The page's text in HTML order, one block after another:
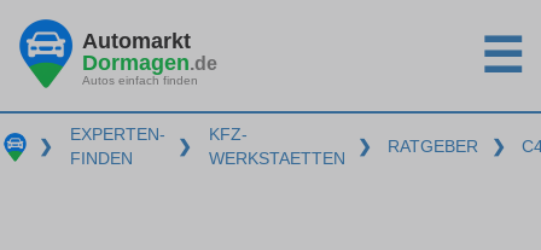
Automarkt
Dormagen.de
Autos einfach finden ☰
❯
EXPERTEN-
FINDEN
❯
KFZ-
WERKSTAETTEN
❯ RATGEBER ❯